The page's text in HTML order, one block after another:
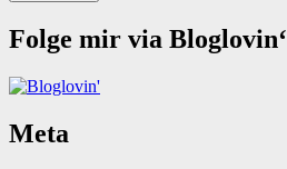
Folge mir via Bloglovin‘
Meta